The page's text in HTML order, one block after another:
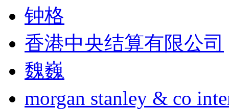
钟格
香港中央结算有限公司
魏巍
morgan stanley & co